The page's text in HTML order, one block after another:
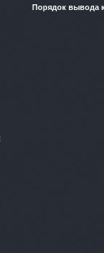
Порядок вывода